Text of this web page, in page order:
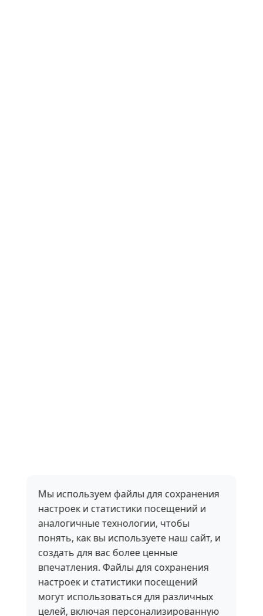
Мы используем файлы для сохранения
настроек и статистики посещений и
аналогичные технологии, чтобы
понять, как вы используете наш сайт, и
создать для вас более ценные
впечатления. Файлы для сохранения
настроек и статистики посещений
могут использоваться для различных
целей, включая персонализированную